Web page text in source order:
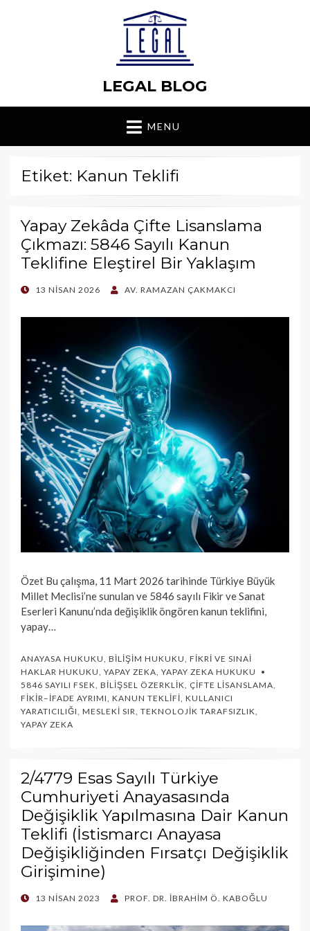
LEGAL BLOG
MENU
Etiket: Kanun Teklifi
Yapay Zekâda Çifte Lisanslama
Çıkmazı: 5846 Sayılı Kanun
Teklifine Eleştirel Bir Yaklaşım
POSTED13 NISAN 2026 AV. RAMAZAN ÇAKMAKCI
Özet Bu çalışma, 11 Mart 2026 tarihinde Türkiye Büyük
Millet Meclisi’ne sunulan ve 5846 sayılı Fikir ve Sanat
Eserleri Kanunu’nda değişiklik öngören kanun teklifini,
yapay…
ANAYASA HUKUKU BILIŞIM HUKUKU FIKRI VE SINAI
HAKLAR HUKUKU YAPAY ZEKA YAPAY ZEKA HUKUKU
5846 SAYILI FSEK BILIŞSEL ÖZERKLIK ÇIFTE LISANSLAMA
FIKIR–İFADE AYRIMI KANUN TEKLIFI KULLANICI
YARATICILIĞI MESLEKI SIR TEKNOLOJIK TARAFSIZLIK
YAPAY ZEKA
2/4779 Esas Sayılı Türkiye
Cumhuriyeti Anayasasında
Değişiklik Yapılmasına Dair Kanun
Teklifi (İstismarcı Anayasa
Değişikliğinden Fırsatçı Değişiklik
Girişimine)
POSTED13 NISAN 2023 PROF. DR. İBRAHIM Ö. KABOĞLU